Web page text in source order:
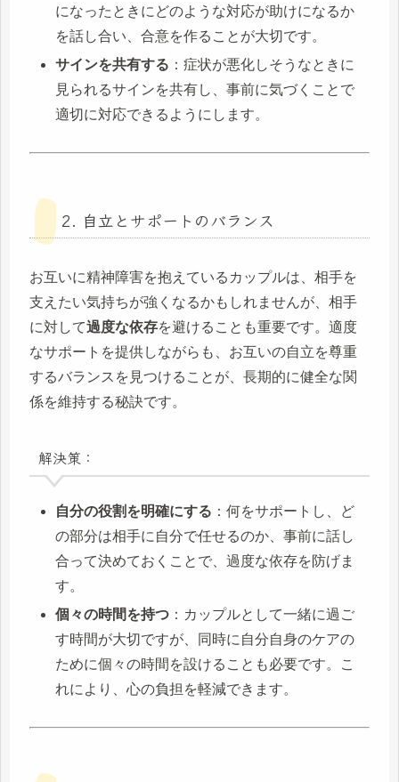
になったときにどのような対応が助けになるか
を話し合い、合意を作ることが大切です。
サインを共有する ：症状が悪化しそうなときに
見られるサインを共有し、事前に気づくことで
適切に対応できるようにします。
2. 自立とサポートのバランス
お互いに精神障害を抱えているカップルは、相手を
支えたい気持ちが強くなるかもしれませんが、相手
に対して過度な依存を避けることも重要です。適度
なサポートを提供しながらも、お互いの自立を尊重
するバランスを見つけることが、長期的に健全な関
係を維持する秘訣です。
解決策：
自分の役割を明確にする ：何をサポートし、ど
の部分は相手に自分で任せるのか、事前に話し
合って決めておくことで、過度な依存を防げま
す。
個々の時間を持つ ：カップルとして一緒に過ご
す時間が大切ですが、同時に自分自身のケアの
ために個々の時間を設けることも必要です。こ
れにより、心の負担を軽減できます。